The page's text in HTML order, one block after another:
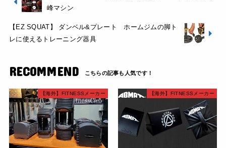
峰マシン
【EZ SQUAT】 ダンベル&プレート ホームジムの脚ト
レに使えるトレーニング器具
RECOMMEND
【海外】FITNESSメーカー 【海外】FITNESSメーカー